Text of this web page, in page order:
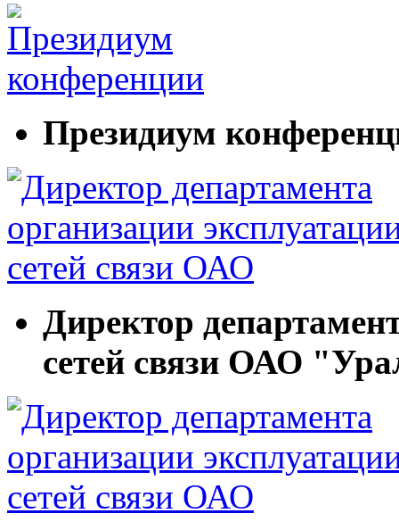
Президиум
Директор
сетей связи ОАО